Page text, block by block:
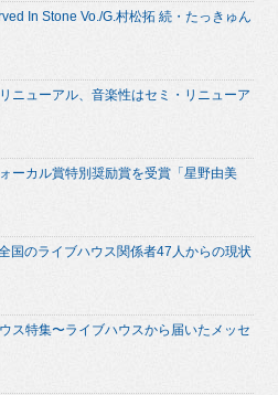
In Stone Vo./G.村松拓 続・たっきゅん
ニューアル、音楽性はセミ・リニューア
ーカル賞特別奨励賞を受賞「星野由美
国のライブハウス関係者47人からの現状
ス特集〜ライブハウスから届いたメッセ